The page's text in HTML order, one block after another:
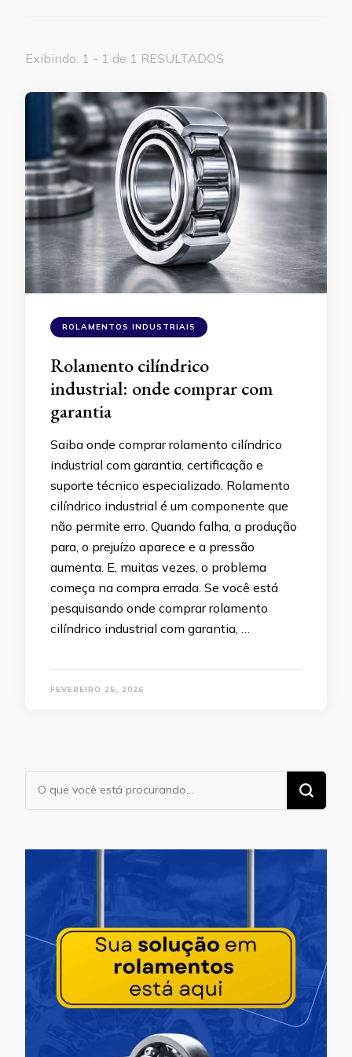
Exibindo: 1 - 1 de 1 RESULTADOS
ROLAMENTOS INDUSTRIAIS
Rolamento cilíndrico
industrial: onde comprar com
garantia
Saiba onde comprar rolamento cilíndrico
industrial com garantia, certificação e
suporte técnico especializado. Rolamento
cilíndrico industrial é um componente que
não permite erro. Quando falha, a produção
para, o prejuízo aparece e a pressão
aumenta. E, muitas vezes, o problema
começa na compra errada. Se você está
pesquisando onde comprar rolamento
cilíndrico industrial com garantia, …
FEVEREIRO 25, 2026